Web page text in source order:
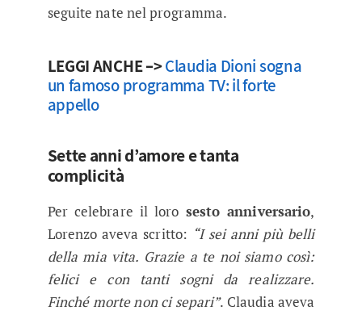
seguite nate nel programma.
LEGGI ANCHE –>Claudia Dioni sogna
un famoso programma TV: il forte
appello
Sette anni d’amore e tanta
complicità
Per celebrare il loro sesto anniversario,
Lorenzo aveva scritto: “I sei anni più belli
della mia vita. Grazie a te noi siamo così:
felici e con tanti sogni da realizzare.
Finché morte non ci separi”. Claudia aveva